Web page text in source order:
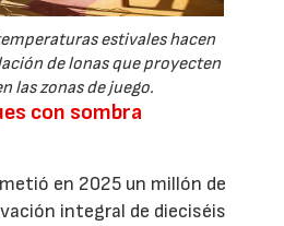
estivales hacen
de lonas que proyecten
las zonas de juego.
con sombra
en 2025 un millón de
integral de dieciséis